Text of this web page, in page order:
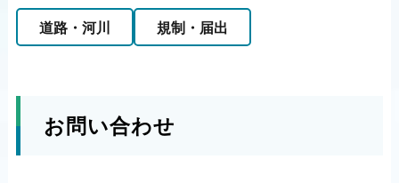
道路・河川 規制・届出
お問い合わせ